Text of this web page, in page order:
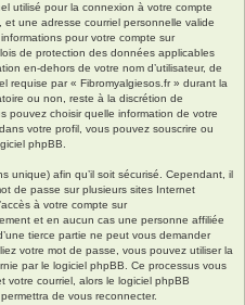
utilisé pour la connexion à votre compte
une adresse courriel personnelle valide
pour votre compte sur
de protection des données applicables
en-dehors de votre nom d’utilisateur, de
requise par « Fibromyalgiesos.fr » durant la
ou non, reste à la discrétion de
pouvez choisir quelle information de votre
votre profil, vous pouvez souscrire ou
phpBB.
unique) afin qu’il soit sécurisé. Cependant, il
de passe sur plusieurs sites Internet
à votre compte sur
et en aucun cas une personne affiliée
tierce partie ne peut vous demander
votre mot de passe, vous pouvez utiliser la
par le logiciel phpBB. Ce processus vous
votre courriel, alors le logiciel phpBB
de vous reconnecter.